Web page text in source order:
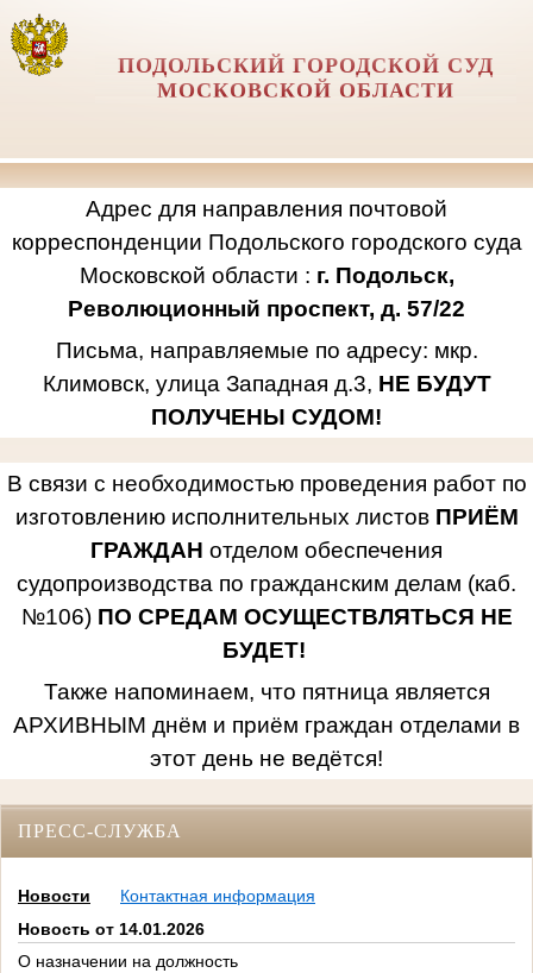
ПОДОЛЬСКИЙ ГОРОДСКОЙ СУД
МОСКОВСКОЙ ОБЛАСТИ
Адрес для направления почтовой
корреспонденции Подольского городского суда
Московской области : г. Подольск,
Революционный проспект, д. 57/22
Письма, направляемые по адресу: мкр.
Климовск, улица Западная д.3, НЕ БУДУТ
ПОЛУЧЕНЫ СУДОМ!
В связи с необходимостью проведения работ по
изготовлению исполнительных листов ПРИЁМ
ГРАЖДАН отделом обеспечения
судопроизводства по гражданским делам (каб.
№106) ПО СРЕДАМ ОСУЩЕСТВЛЯТЬСЯ НЕ
БУДЕТ!
Также напоминаем, что пятница является
АРХИВНЫМ днём и приём граждан отделами в
этот день не ведётся!
ПРЕСС-СЛУЖБА
Новости
Контактная информация
Новость от 14.01.2026
О назначении на должность